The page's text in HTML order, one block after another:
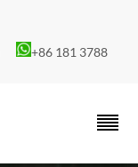
+86 181 3788